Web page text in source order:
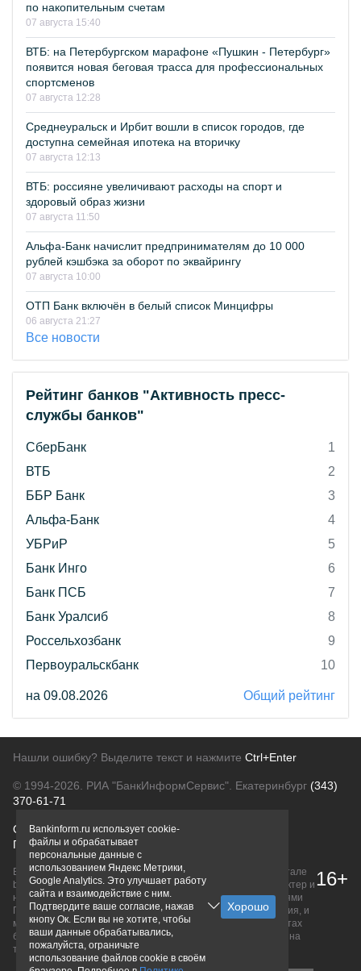
по накопительным счетам
07 августа 15:40
ВТБ: на Петербургском марафоне «Пушкин - Петербург»
появится новая беговая трасса для профессиональных
спортсменов
07 августа 12:28
Среднеуральск и Ирбит вошли в список городов, где
доступна семейная ипотека на вторичку
07 августа 12:13
ВТБ: россияне увеличивают расходы на спорт и
здоровый образ жизни
07 августа 11:50
Альфа-Банк начислит предпринимателям до 10 000
рублей кэшбэка за оборот по эквайрингу
07 августа 10:00
ОТП Банк включён в белый список Минцифры
06 августа 21:27
Все новости
Рейтинг банков "Активность пресс-
службы банков"
СберБанк
1
ВТБ
2
ББР Банк
3
Альфа-Банк
4
УБРиР
5
Банк Инго
6
Банк ПСБ
7
Банк Уралсиб
8
Россельхозбанк
9
Первоуральскбанк
10
на 09.08.2026 Общий рейтинг
Нашли ошибку? Выделите текст и нажмите Ctrl+Enter
© 1994-2026. РИА "БанкИнформСервис". Екатеринбург (343)
370-61-71
О проектеПолитика конфиденциальности
Правовая информацияДля рекламодателей
Вся информация о продуктах банков, размещенная на портале
bankinform.ru, носит исключительно ознакомительный характер и
не является публичной офертой, определяемой положениями
ГК РФ. Информация не содержит точного и полного описания, и
может быть изменена. Конечные условия уточняйте на сайтах
банков или при личном обращении. Исключительное право на
товарные знаки принадлежит их правообладателям.
16+
Bankinform.ru использует cookie-
файлы и обрабатывает
персональные данные с
использованием Яндекс Метрики,
Google Analytics. Это улучшает работу
сайта и взаимодействие с ним.
Подтвердите ваше согласие, нажав
кнопу Ок. Если вы не хотите, чтобы
ваши данные обрабатывались,
пожалуйста, ограничьте
использование файлов cookie в своём